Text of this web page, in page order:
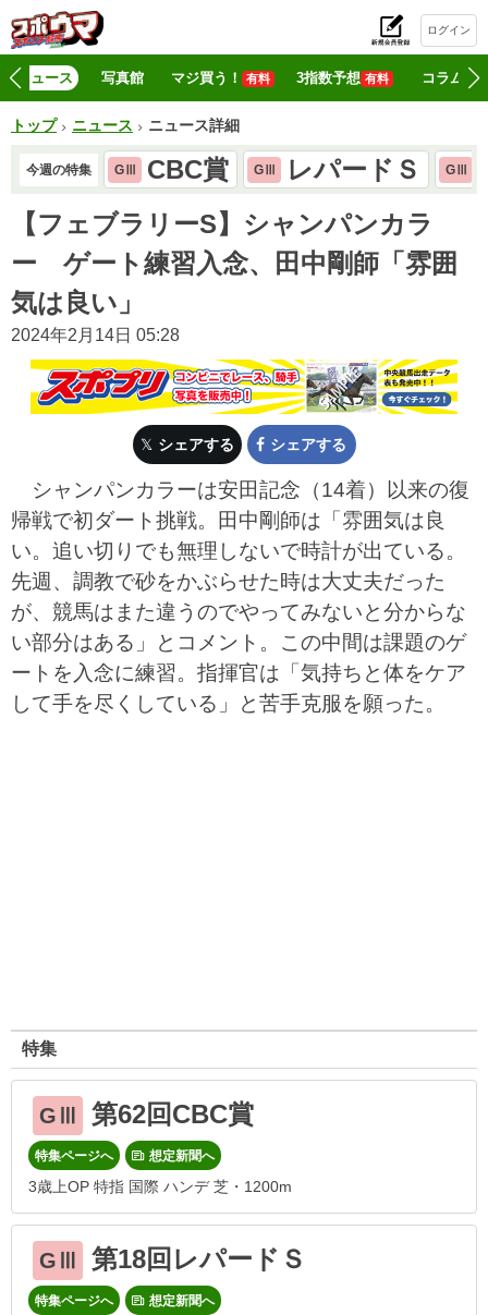
ログイン
ニュース 写真館 マジ買う！ 有料 3指数予想 有料 コラム
トップ ニュース ニュース詳細
今週の特集 GⅢ CBC賞 GⅢ レパードＳ GⅢ
【フェブラリーS】シャンパンカラ
ー ゲート練習入念、田中剛師「雰囲
気は良い」
2024年2月14日 05:28
シェアする シェアする
シャンパンカラーは安田記念（14着）以来の復
帰戦で初ダート挑戦。田中剛師は「雰囲気は良
い。追い切りでも無理しないで時計が出ている。
先週、調教で砂をかぶらせた時は大丈夫だった
が、競馬はまた違うのでやってみないと分からな
い部分はある」とコメント。この中間は課題のゲ
ートを入念に練習。指揮官は「気持ちと体をケア
して手を尽くしている」と苦手克服を願った。
特集
GⅢ 第62回CBC賞
特集ページへ 想定新聞へ
3歳上OP 特指 国際 ハンデ 芝・1200m
GⅢ 第18回レパードＳ
特集ページへ 想定新聞へ